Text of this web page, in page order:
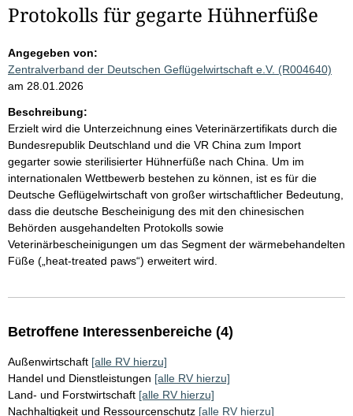
Protokolls für gegarte Hühnerfüße
Angegeben von:
Zentralverband der Deutschen Geflügelwirtschaft e.V. (R004640)
am 28.01.2026
Beschreibung:
Erzielt wird die Unterzeichnung eines Veterinärzertifikats durch die
Bundesrepublik Deutschland und die VR China zum Import
gegarter sowie sterilisierter Hühnerfüße nach China. Um im
internationalen Wettbewerb bestehen zu können, ist es für die
Deutsche Geflügelwirtschaft von großer wirtschaftlicher Bedeutung,
dass die deutsche Bescheinigung des mit den chinesischen
Behörden ausgehandelten Protokolls sowie
Veterinärbescheinigungen um das Segment der wärmebehandelten
Füße („heat-treated paws“) erweitert wird.
Betroffene Interessenbereiche (4)
Außenwirtschaft [alle RV hierzu]
Handel und Dienstleistungen [alle RV hierzu]
Land- und Forstwirtschaft [alle RV hierzu]
Nachhaltigkeit und Ressourcenschutz [alle RV hierzu]